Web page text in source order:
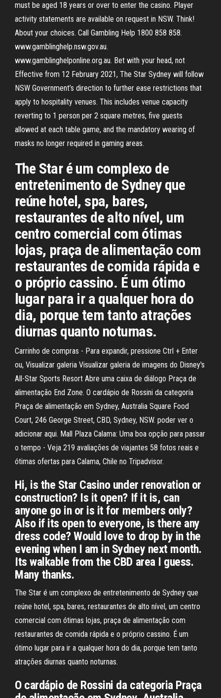
must be aged 18 years or over to enter the casino. Player
activity statements are available on request in NSW. Think!
About your choices. Call Gambling Help 1800 858 858.
www.gamblinghelp.nsw.gov.au.
www.gamblinghelponline.org.au. Bet with your head, not
Effective from 12 February 2021, The Star Sydney will follow
NSW Government’s direction to further ease restrictions that
apply to hospitality venues. This includes venue capacity
reverting to 1 person per 2 square metres, five guests
allowed at each table game, and the mandatory wearing of
masks no longer required in gaming areas.
The Star é um complexo de
entretenimento de Sydney que
reúne hotel, spa, bares,
restaurantes de alto nível, um
centro comercial com ótimas
lojas, praça de alimentação com
restaurantes de comida rápida e
o próprio cassino. É um ótimo
lugar para ir a qualquer hora do
dia, porque tem tanto atrações
diurnas quanto noturnas.
Carrinho de compras - Para expandir, pressione Ctrl + Enter
ou, Visualizar galeria Visualizar galeria de imagens do Disney's
All-Star Sports Resort Abre uma caixa de diálogo Praça de
alimentação End Zone. O cardápio de Rossini da categoria
Praça de alimentação em Sydney, Australia Square Food
Court, 246 George Street, CBD, Sydney, NSW. poder ver o
adicionar aqui. Mall Plaza Calama: Uma boa opção para passar
o tempo - Veja 219 avaliações de viajantes 58 fotos reais e
ótimas ofertas para Calama, Chile no Tripadvisor.
Hi, is the Star Casino under renovation or
construction? Is it open? If it is, can
anyone go in or is it for members only?
Also if its open to everyone, is there any
dress code? Would love to drop by in the
evening when I am in Sydney next month.
Its walkable from the CBD area I guess.
Many thanks.
The Star é um complexo de entretenimento de Sydney que
reúne hotel, spa, bares, restaurantes de alto nível, um centro
comercial com ótimas lojas, praça de alimentação com
restaurantes de comida rápida e o próprio cassino. É um
ótimo lugar para ir a qualquer hora do dia, porque tem tanto
atrações diurnas quanto noturnas.
O cardápio de Rossini da categoria Praça